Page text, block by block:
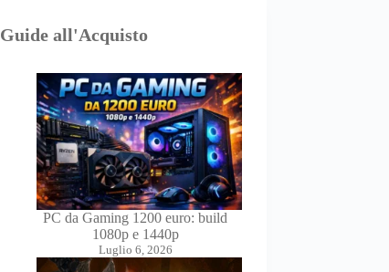
Guide all'Acquisto
PC da Gaming 1200 euro: build
1080p e 1440p
Luglio 6, 2026